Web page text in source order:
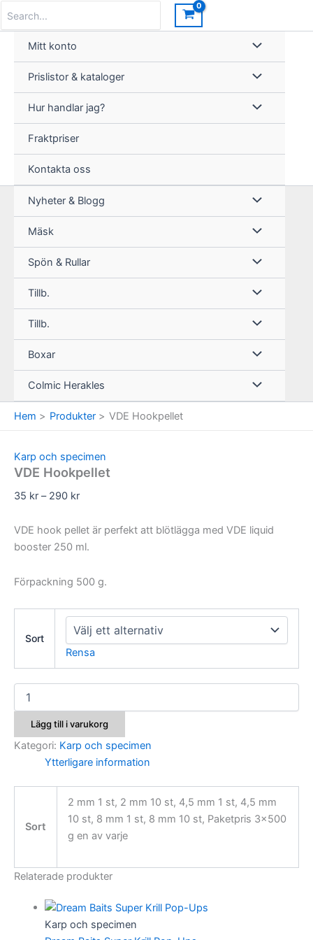
innehåll
for:
Mitt konto
Prislistor & kataloger
Hur handlar jag?
Fraktpriser
Kontakta oss
Nyheter & Blogg
Mäsk
Spön & Rullar
Tillb.
Tillb.
Boxar
Colmic Herakles
Hem Produkter VDE Hookpellet
Karp och specimen
VDE Hookpellet
35 kr – 290 krPrisintervall:
till
290 kr
VDE hook pellet är perfekt att blötlägga med VDE liquid
booster 250 ml.
Förpackning 500 g.
Sort
Rensa
VDE
Hookpellet
mängd
Lägg till i varukorg
Kategori: Karp och specimen
Ytterligare information
Sort
2 mm 1 st, 2 mm 10 st, 4,5 mm 1 st, 4,5 mm
10 st, 8 mm 1 st, 8 mm 10 st, Paketpris 3×500
g en av varje
Relaterade produkter
Karp och specimen